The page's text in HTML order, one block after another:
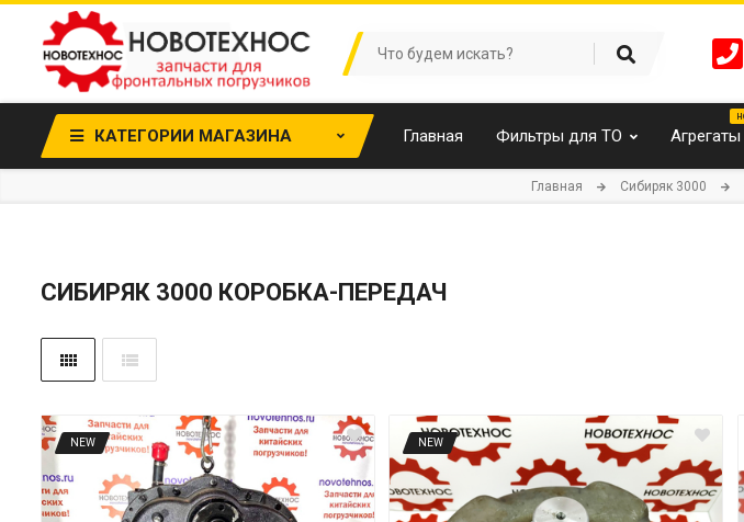
КАТЕГОРИИ МАГАЗИНА Главная Фильтры для ТО Агрегаты
Главная Cибиряк 3000
CИБИРЯК 3000 КОРОБКА-ПЕРЕДАЧ
NEW NEW